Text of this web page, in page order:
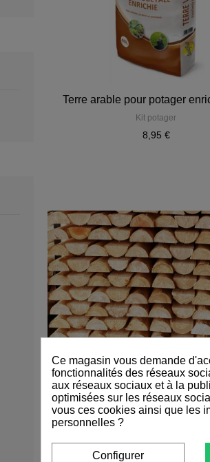
Terre arable pour potager
Kit potager
8,95 €
Lisse demi-lune et traitée,
Poteau en bois
Ce magasin vous demande
fonctionnalités des réseaux
aux réseaux sociaux et à la
optimisées sur les réseaux
vous ces cookies ainsi que les
personnelles ?
Configurer